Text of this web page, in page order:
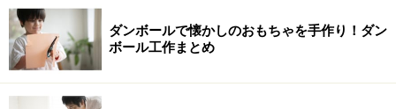
ダンボールで懐かしのおもちゃを手作り！ダン
ボール工作まとめ